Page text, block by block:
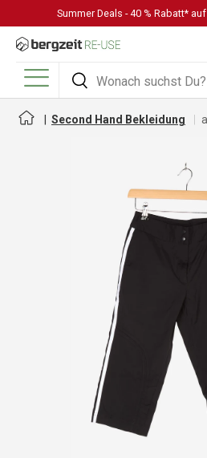
DIREKT ZUM INHALT
Summer Deals - 40 % Rabatt* auf
Suchen
Suchen
Menü
Second Hand Bekleidung